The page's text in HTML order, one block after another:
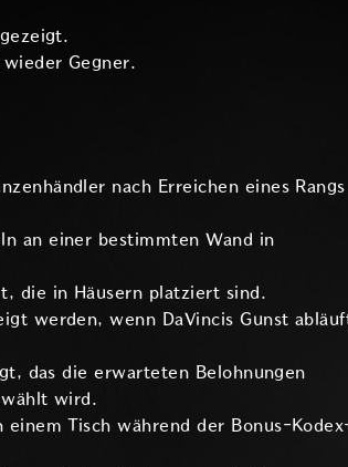
Gegner.
nach Erreichen eines Rangs
an einer bestimmten Wand in
die in Häusern platziert sind.
werden, wenn DaVincis Gunst
das die erwarteten Belohnungen
wird.
Tisch während der Bonus-